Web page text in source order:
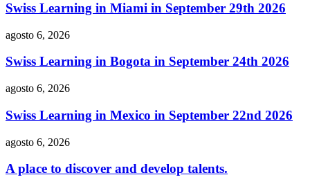
Swiss Learning in Miami in September 29th 2026
agosto 6, 2026
Swiss Learning in Bogota in September 24th 2026
agosto 6, 2026
Swiss Learning in Mexico in September 22nd 2026
agosto 6, 2026
A place to discover and develop talents.